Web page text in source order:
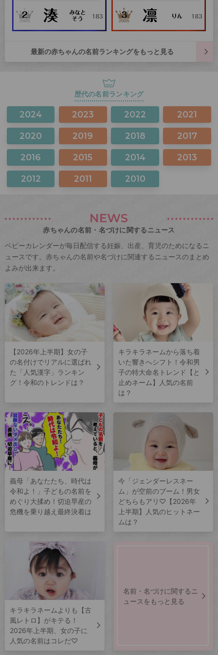
最新の赤ちゃんの名前ランキングをもっと見る
歴代の名前ランキング
2024 2023 2022 2021
2020 2019 2018 2017
2016 2015 2014 2013
2012 2011 2010
NEWS
赤ちゃんの名前・名づけに関するニュース
ベビーカレンダーが毎日配信する妊娠、出産、育児のためになるニ
ュースです。赤ちゃんの名前や名づけに関連するニュースのまとめ
よみが出来ます。
【2026年上半期】女の子
の名付けでリアルに選ばれ
た「人気漢字」ランキン
グ！令和のトレンドは？
キラキラネームから落ち着
いた響きへシフト！令和男
子の特大命名トレンド【と
止めネーム】人気の名前
は？
義母「あなたたち、時代は
令和よ！」子どもの名前を
めぐり大揉め！切迫早産の
危機を乗り越え最終決着は
今「ジェンダーレスネー
ム」が空前のブーム！男女
どちらもアリ♡【2026年
上半期】人気のヒットネー
ムは？
キラキラネームよりも【古
風レトロ】がキテる！
2026年上半期、女の子に
人気の名前はコレだ♡
名前・名づけに関するニ
ュースをもっと見る